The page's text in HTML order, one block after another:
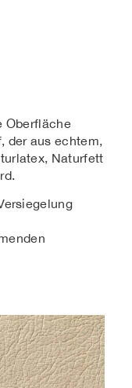
Oberfläche
der aus echtem,
Naturfett